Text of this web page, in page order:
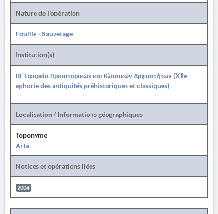
Nature de l'opération
Fouille-Sauvetage
Institution(s)
ΙΒ' Εφορεία Προϊστορικών και Κλασικών Αρχαιοτήτων (XIIe
éphorie des antiquités préhistoriques et classiques)
Localisation / Informations géographiques
Toponyme
Arta
Notices et opérations liées
2004